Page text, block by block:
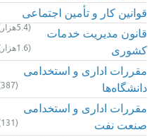
قوانین کار و تأمین اجتماعی
(5.4هزار)
قانون مدیریت خدمات
کشوری
(1.6هزار)
مقررات اداری و استخدامی
دانشگاه‌ها
(387)
مقررات اداری و استخدامی
صنعت نفت
(131)